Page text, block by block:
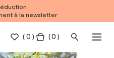
à la newsletter
(0 ) ( 0 )